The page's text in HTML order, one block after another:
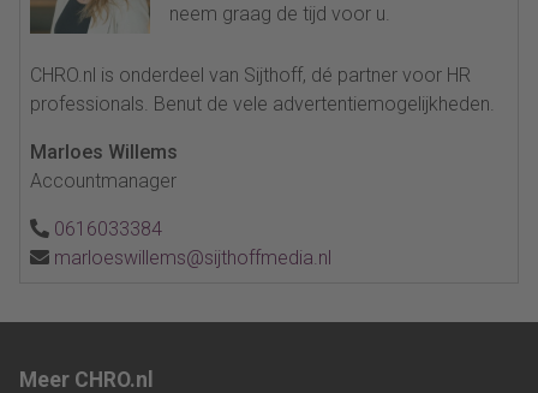
neem graag de tijd voor u.
CHRO.nl is onderdeel van Sijthoff, dé partner voor HR
professionals. Benut de vele advertentiemogelijkheden.
Marloes Willems
Accountmanager
0616033384
marloeswillems@sijthoffmedia.nl
Meer CHRO.nl